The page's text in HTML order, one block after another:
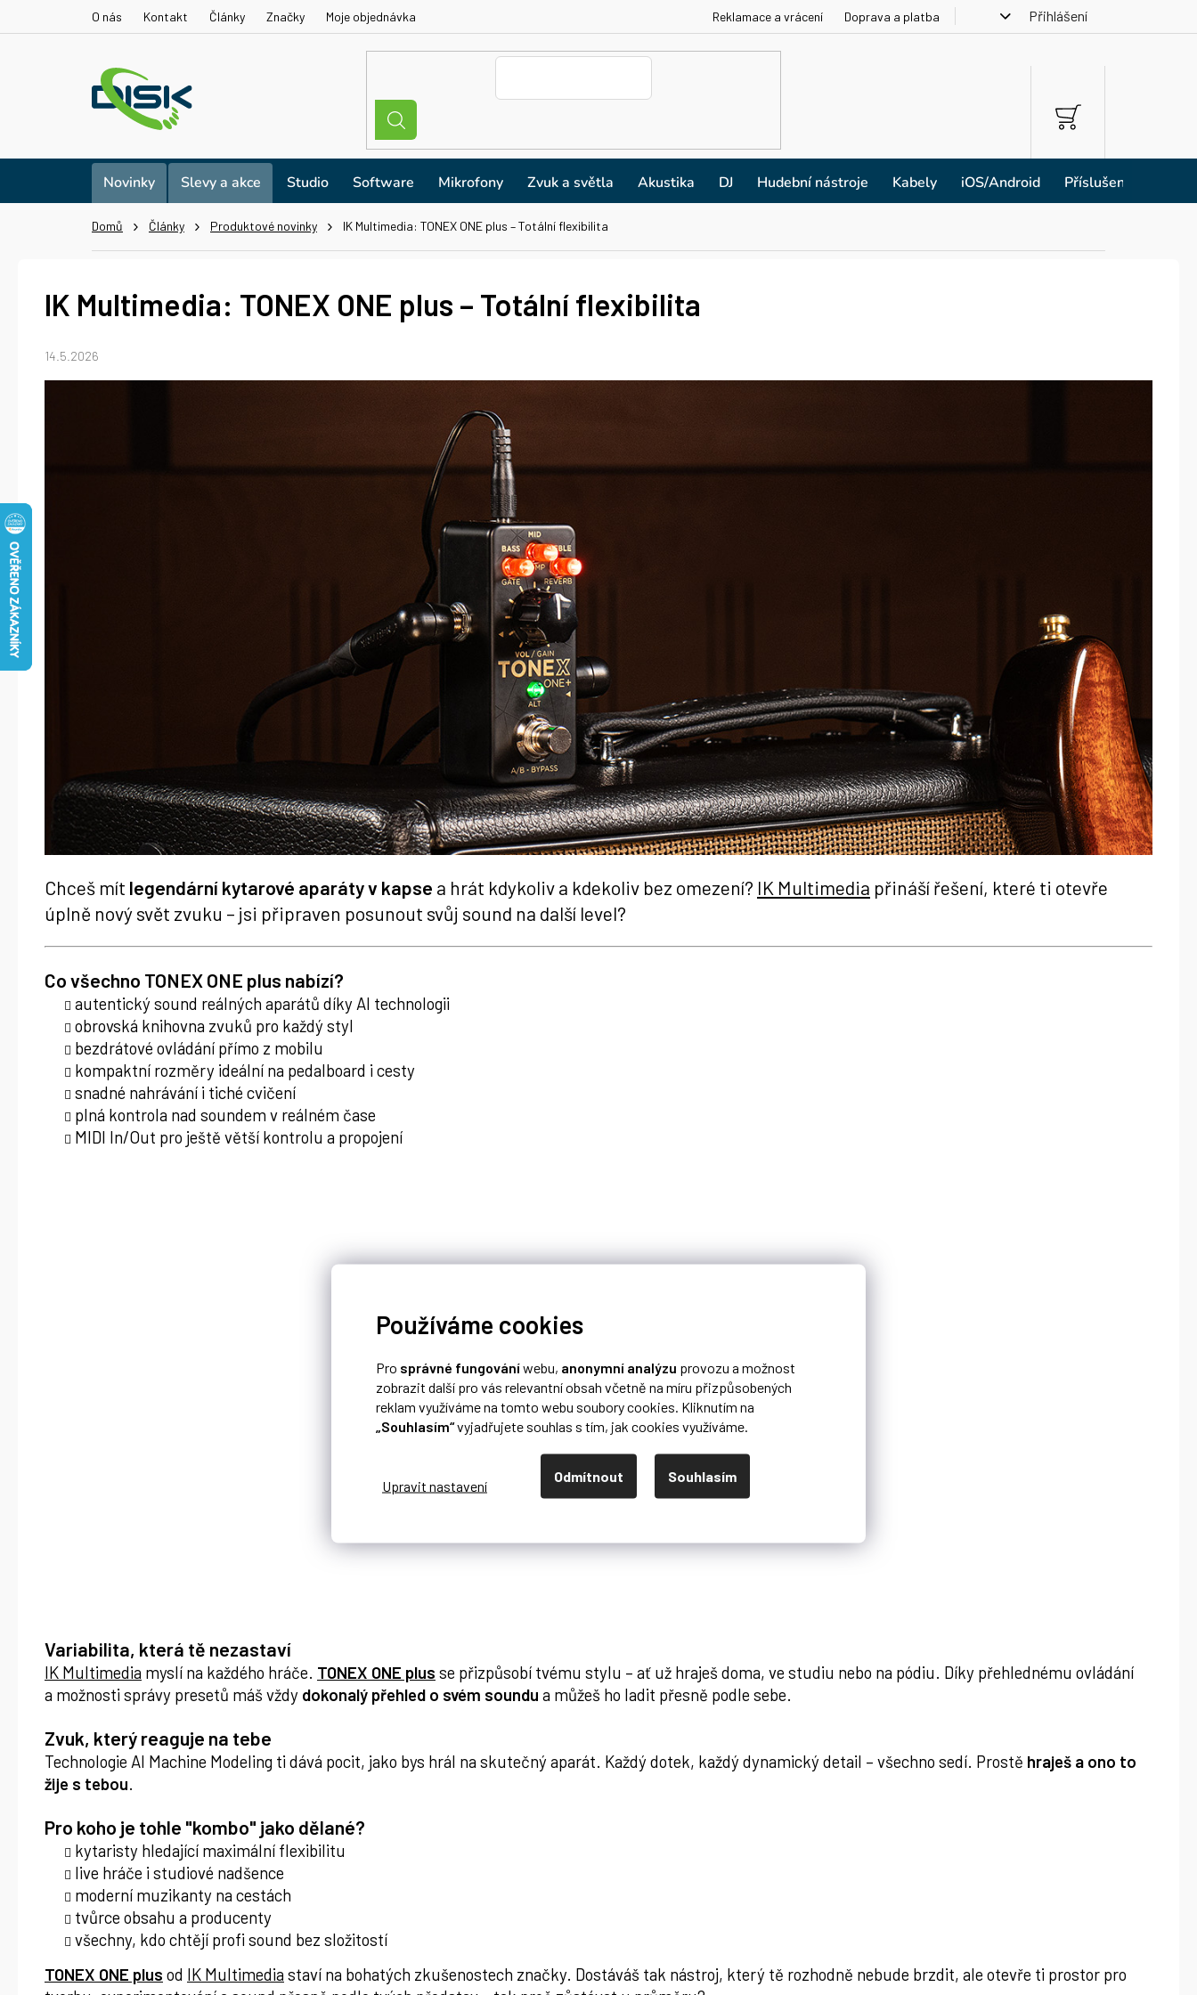
Používáme cookies
Pro správné fungováníwebu, anonymní analýzu provozu a možnost
zobrazit další pro vás relevantní obsah včetně na míru přizpůsobených
reklam využíváme na tomto webu soubory cookies. Kliknutím na
„Souhlasím“vyjadřujete souhlas s tím, jak cookies využíváme.
Odmítnout Souhlasím
O nás Kontakt Články Značky Moje objednávka Reklamace a vrácení Doprava a platba Přihlášení
NÁKUPNÍ
KOŠÍK
Novinky Slevy a akce Studio Software Mikrofony Zvuk a světla Akustika DJ Hudební nástroje Kabely iOS/Android Příslušenství
Domů Články Produktové novinky IK Multimedia: TONEX ONE plus – Totální flexibilita
IK Multimedia: TONEX ONE plus – Totální flexibilita
14.5.2026
Chceš mít legendární kytarové aparáty v kapse a hrát kdykoliv a kdekoliv bez omezení? IK Multimedia přináší řešení, které ti otevře
úplně nový svět zvuku – jsi připraven posunout svůj sound na další level?
Co všechno TONEX ONE plus nabízí?
autentický sound reálných aparátů díky AI technologii
obrovská knihovna zvuků pro každý styl
bezdrátové ovládání přímo z mobilu
kompaktní rozměry ideální na pedalboard i cesty
snadné nahrávání i tiché cvičení
plná kontrola nad soundem v reálném čase
MIDI In/Out pro ještě větší kontrolu a propojení
Variabilita, která tě nezastaví
IK Multimedia myslí na každého hráče. TONEX ONE plus se přizpůsobí tvému stylu – ať už hraješ doma, ve studiu nebo na pódiu. Díky přehlednému ovládání
a možnosti správy presetů máš vždy dokonalý přehled o svém soundu a můžeš ho ladit přesně podle sebe.
Zvuk, který reaguje na tebe
Technologie AI Machine Modeling ti dává pocit, jako bys hrál na skutečný aparát. Každý dotek, každý dynamický detail – všechno sedí. Prostě hraješ a ono to
žije s tebou.
Pro koho je tohle "kombo" jako dělané?
kytaristy hledající maximální flexibilitu
live hráče i studiové nadšence
moderní muzikanty na cestách
tvůrce obsahu a producenty
všechny, kdo chtějí profi sound bez složitostí
TONEX ONE plus od IK Multimedia staví na bohatých zkušenostech značky. Dostáváš tak nástroj, který tě rozhodně nebude brzdit, ale otevře ti prostor pro